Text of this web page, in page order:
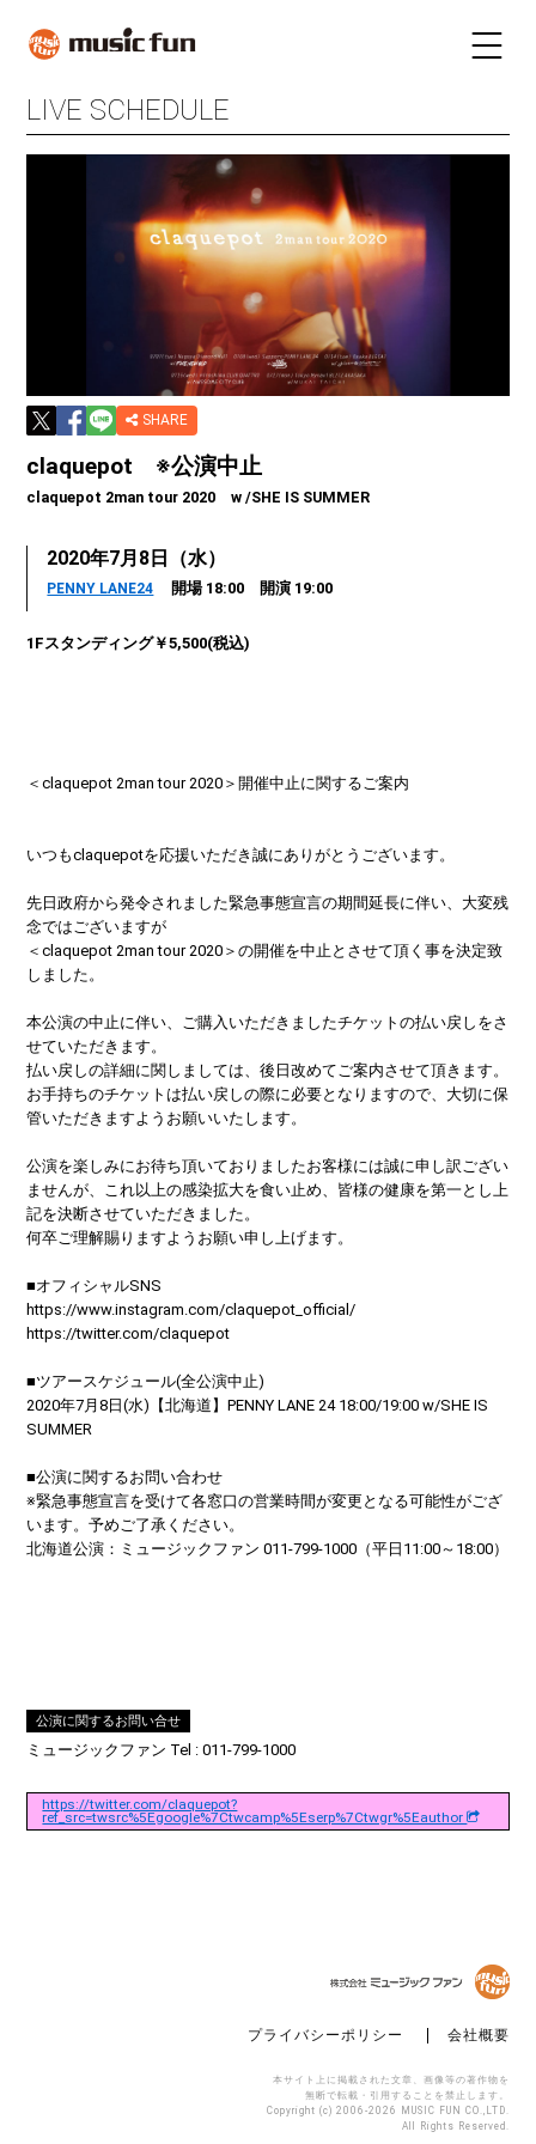
LIVE SCHEDULE
FUN RADIO TALENT
MAIL MAGAZINE
LIVE SCHEDULE
SHARE
claquepot ※公演中止
claquepot 2man tour 2020 w /SHE IS SUMMER
2020年7月8日（水）
PENNY LANE24 開場 18:00 開演 19:00
1Fスタンディング￥5,500(税込)
＜claquepot 2man tour 2020＞開催中止に関するご案内
いつもclaquepotを応援いただき誠にありがとうございます。
先日政府から発令されました緊急事態宣言の期間延長に伴い、大変残
念ではございますが
＜claquepot 2man tour 2020＞の開催を中止とさせて頂く事を決定致
しました。
本公演の中止に伴い、ご購入いただきましたチケットの払い戻しをさ
せていただきます。
払い戻しの詳細に関しましては、後日改めてご案内させて頂きます。
お手持ちのチケットは払い戻しの際に必要となりますので、大切に保
管いただきますようお願いいたします。
公演を楽しみにお待ち頂いておりましたお客様には誠に申し訳ござい
ませんが、これ以上の感染拡大を食い止め、皆様の健康を第一とし上
記を決断させていただきました。
何卒ご理解賜りますようお願い申し上げます。
■オフィシャルSNS
https://www.instagram.com/claquepot_official/
https://twitter.com/claquepot
■ツアースケジュール(全公演中止)
2020年7月8日(水)【北海道】PENNY LANE 24 18:00/19:00 w/SHE IS
SUMMER
■公演に関するお問い合わせ
※緊急事態宣言を受けて各窓口の営業時間が変更となる可能性がござ
います。予めご了承ください。
北海道公演：ミュージックファン 011-799-1000（平日11:00～18:00）
公演に関するお問い合せ
ミュージックファン Tel : 011-799-1000
https://twitter.com/claquepot?
ref_src=twsrc%5Egoogle%7Ctwcamp%5Eserp%7Ctwgr%5Eauthor
プライバシーポリシー 会社概要
本サイト上に掲載された文章、画像等の著作物を
無断で転載・引用することを禁止します。
Copyright (c) 2006-2026 MUSIC FUN CO.,LTD.
All Rights Reserved.